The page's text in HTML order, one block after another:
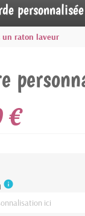
personnalisée
un raton laveur
€
info